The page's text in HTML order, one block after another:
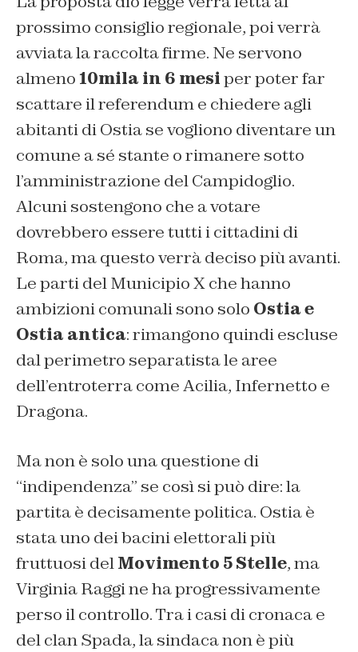
prossimo consiglio regionale, poi verrà
avviata la raccolta firme. Ne servono
almeno 10mila in 6 mesiper poter far
scattare il referendum e chiedere agli
abitanti di Ostia se vogliono diventare un
comune a sé stante o rimanere sotto
l’amministrazione del Campidoglio.
Alcuni sostengono che a votare
dovrebbero essere tutti i cittadini di
Roma, ma questo verrà deciso più avanti.
Le parti del Municipio X che hanno
ambizioni comunali sono solo Ostia e
Ostia antica: rimangono quindi escluse
dal perimetro separatista le aree
dell’entroterra come Acilia, Infernetto e
Dragona.
Ma non è solo una questione di
“indipendenza” se così si può dire: la
partita è decisamente politica. Ostia è
stata uno dei bacini elettorali più
fruttuosi delMovimento 5 Stelle, ma
Virginia Raggi ne ha progressivamente
perso il controllo. Tra i casi di cronaca e
del clan Spada, la sindaca non è più